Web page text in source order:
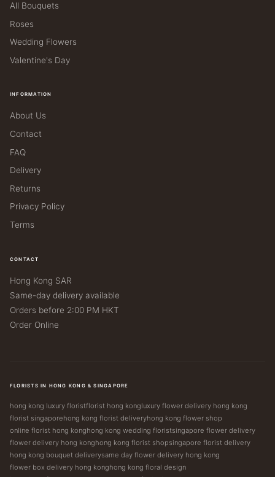
All Bouquets
Roses
Wedding Flowers
Valentine's Day
INFORMATION
About Us
Contact
FAQ
Delivery
Returns
Privacy Policy
Terms
CONTACT
Hong Kong SAR
Same-day delivery available
Orders before 2:00 PM HKT
Order Online
FLORISTS IN HONG KONG & SINGAPORE
hong kong luxury floristflorist hong kongluxury flower delivery hong kong
florist singaporehong kong florist deliveryhong kong flower shop
online florist hong konghong kong wedding floristsingapore flower delivery
flower delivery hong konghong kong florist shopsingapore florist delivery
hong kong bouquet deliverysame day flower delivery hong kong
flower box delivery hong konghong kong floral design